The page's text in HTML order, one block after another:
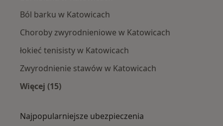
Ból barku w Katowicach
Choroby zwyrodnieniowe w Katowicach
łokieć tenisisty w Katowicach
Zwyrodnienie stawów w Katowicach
Więcej (15)
Najpopularniejsze ubezpieczenia